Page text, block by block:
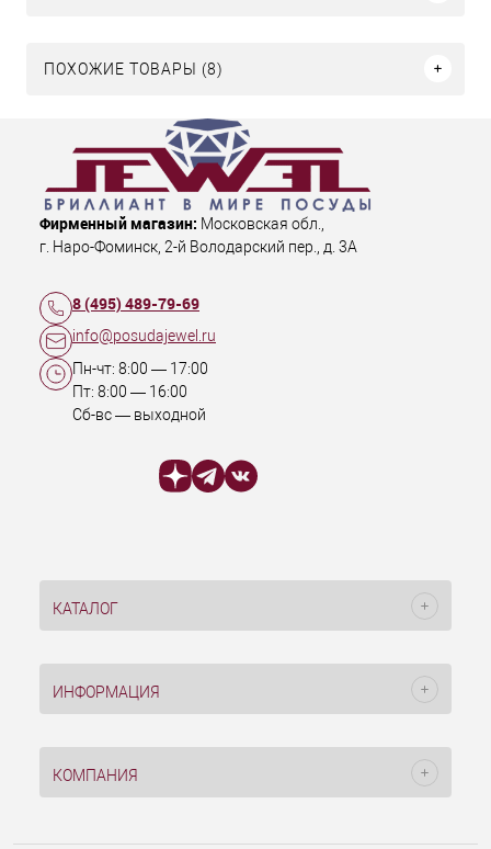
ПОХОЖИЕ ТОВАРЫ (8)
Фирменный магазин: Московская обл.,
г. Наро-Фоминск, 2-й Володарский пер., д. 3А
8 (495) 489-79-69
info@posudajewel.ru
Пн-чт: 8:00 — 17:00
Пт: 8:00 — 16:00
Сб-вс — выходной
КАТАЛОГ
ИНФОРМАЦИЯ
КОМПАНИЯ